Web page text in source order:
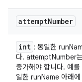
attemptNumber
int : 동일한
다. attemptNumber
증가해야 합니다. 예
일한 runName 아래